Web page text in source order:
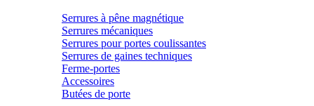
Serrures à pêne magnétique
Serrures mécaniques
Serrures pour portes coulissantes
Serrures de gaines techniques
Ferme-portes
Accessoires
Butées de porte